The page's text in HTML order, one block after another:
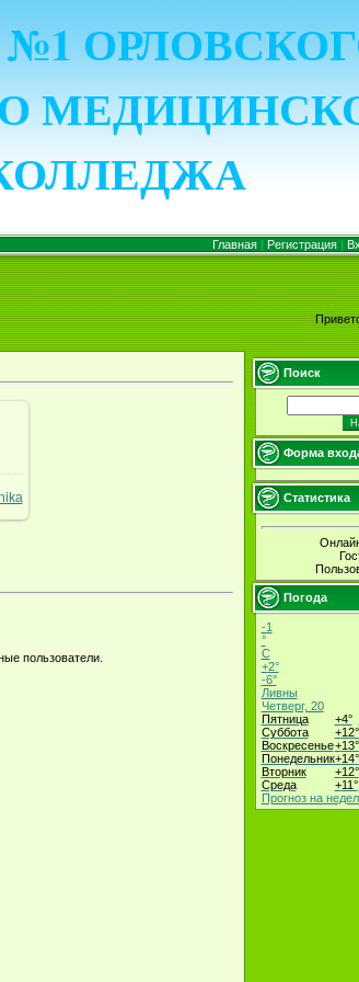
№1
Главная| Регистрация|
пользователи.
Поиск
Форма
Статистика
Погода
-1
°
C
+2°
-6°
Ливны
Четверг, 20
Пятница
+4°
Суббота
+12°
Воскресенье+13°
Понедельник+14°
Вторник
+12°
Среда
+11°
Прогноз на